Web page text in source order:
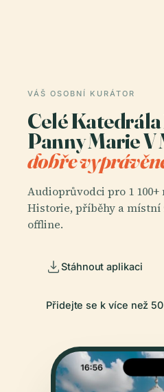
VÁŠ OSOBNÍ KURÁTOR
Celé
Panny Marie V
dobře
Audioprůvodci pro 1 100+
Historie, příběhy a
offline.
Stáhnout aplikaci
Přidejte se k více než